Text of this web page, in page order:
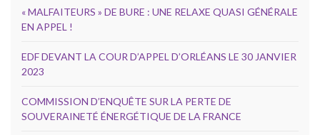
« MALFAITEURS » DE BURE : UNE RELAXE QUASI GÉNÉRALE
EN APPEL !
EDF DEVANT LA COUR D’APPEL D’ORLÉANS LE 30 JANVIER
2023
COMMISSION D’ENQUÊTE SUR LA PERTE DE
SOUVERAINETÉ ÉNERGÉTIQUE DE LA FRANCE